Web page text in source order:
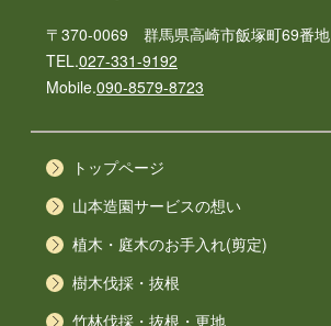
〒370-0069 群馬県高崎市飯塚町69番地
TEL.027-331-9192
Mobile.090-8579-8723
トップページ
山本造園サービスの想い
植木・庭木のお手入れ(剪定)
樹木伐採・抜根
竹林伐採・抜根・更地